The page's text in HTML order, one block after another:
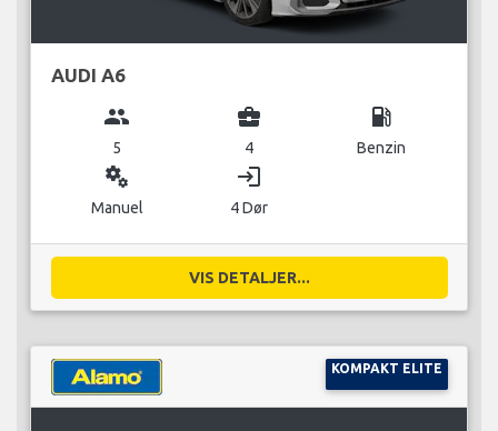
AUDI A6
group
5
business_center
4
local_gas_station
Benzin
miscellaneous_services
Manuel
login
4 Dør
VIS DETALJER...
KOMPAKT ELITE